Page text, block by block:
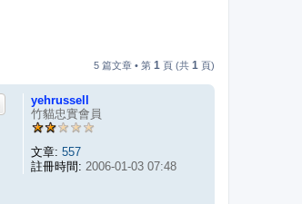
5 篇文章 • 第 1 頁 (共 1 頁)
yehrussell
竹貓忠實會員
文章: 557
註冊時間: 2006-01-03 07:48